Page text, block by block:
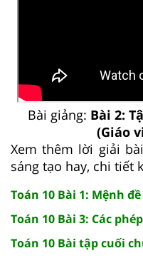
Bài giảng: Bài 2:
(Giáo
Xem thêm lời giải
sáng tạo hay, chi tiết
Toán 10 Bài 1: Mệnh đề
Toán 10 Bài 3: Các
Toán 10 Bài tập cuối